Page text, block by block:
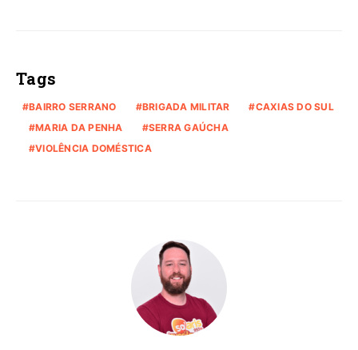
Tags
BAIRRO SERRANO BRIGADA MILITAR
CAXIAS DO SUL
MARIA DA PENHA
SERRA GAÚCHA
VIOLÊNCIA DOMÉSTICA